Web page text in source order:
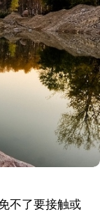
不了要接触或